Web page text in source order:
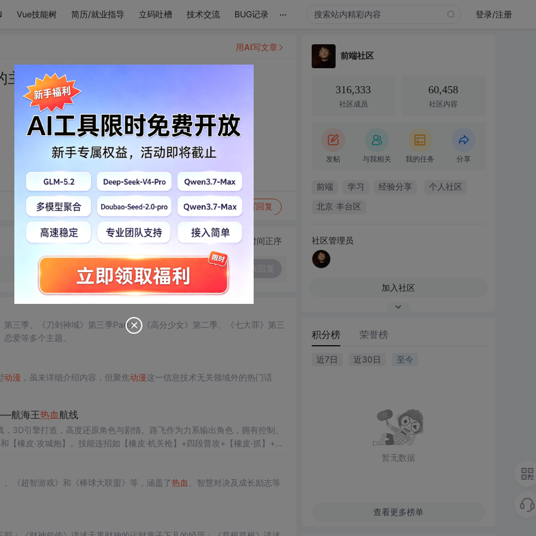
Vue技能树 简历/就业指导 立码吐槽 技术交流 BUG记录 ... 登录/注册
主角。
转发到动态 举报 写回复
用AI写文章
切换为时间正序
第三季、《刀剑神域》第三季Part2、《高分少女》第二季、《七大罪》第三
爱等多个主题。
动漫 ，虽未详细介绍内容，但聚焦动漫这一信息技术无关领域外的热门话
航海王热血航线
3D引擎打造，高度还原角色与剧情。路飞作为力系输出角色，拥有控制、
【橡皮·攻城炮】。技能连招如【橡皮·机关枪】+四段普攻+【橡皮·抓】+
《超智游戏》和《棒球大联盟》等，涵盖了热血 、智慧对决及成长励志等
前端社区
316,333
社区成员
60,458
社区内容
发帖 与我相关 我的任务 分享
前端 学习 经验分享 个人社区
北京·丰台区
社区管理员
加入社区
积分榜 荣誉榜
近7日 近30日 至今
暂无数据
查看更多榜单